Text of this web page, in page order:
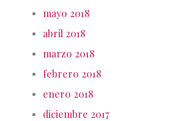
mayo 2018
abril 2018
marzo 2018
febrero 2018
enero 2018
diciembre 2017